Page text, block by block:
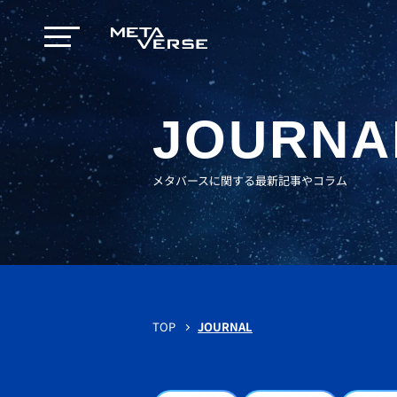
メタバースに関する最新記事やコラム
TOP JOURNAL